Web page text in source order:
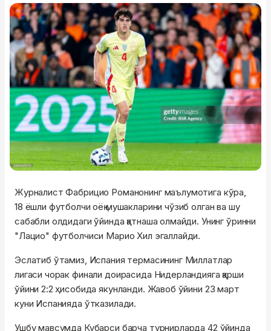
Журналист Фабрицио Романонинг маълумотига кўра,
18 ёшли футболчи оёқ мушакларини чўзиб олган ва шу
сабабли олдидаги ўйинда қатнаша олмайди. Унинг ўринни
"Лацио" футболчиси Марио Хил эгаллайди.
Эслатиб ўтамиз, Испания термасининг Миллатлар
лигаси чорак финали доирасида Нидерландияга қарши
ўйини 2:2 ҳисобида якунланди. Жавоб ўйини 23 март
куни Испанияда ўтказилади.
Ушбу мавсумда Кубарси барча турнирларда 42 ўйинда